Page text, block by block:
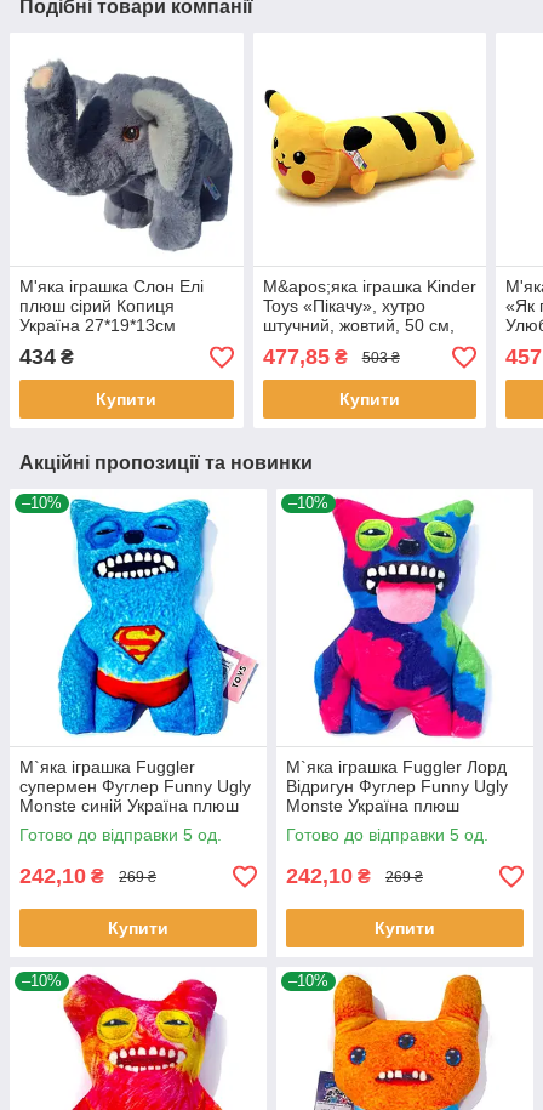
Подібні товари компанії
М'яка іграшка Слон Елі
плюш сірий Копиця
Україна 27*19*13см
(00111-80)
434 ₴
Купити
М&apos;яка іграшка Kinder
Toys «Пікачу», хутро
штучний, жовтий, 50 см,
(00276-83)
477,85₴ 503 ₴
Купити
«Як
1)
Акційні пропозиції та новинки
–10%
М`яка іграшка Fuggler
супермен Фуглер Funny Ugly
Monste синій Україна плюш
25*17*6см (00516-3)
Готово до відправки 5 од.
242,10 ₴ 269 ₴
Купити
–10%
М`яка іграшка Fuggler Лорд
Відригун Фуглер Funny Ugly
Monste Україна плюш
24*16*5см (00516-6)
Готово до відправки 5 од.
242,10 ₴ 269 ₴
Купити
–10% –10%